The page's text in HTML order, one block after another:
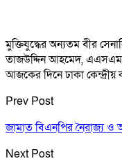
মুক্তিযুদ্ধের অন্যতম বীর
তাজউদ্দিন আহমেদ,
আজকের দিনে ঢাকা কেন্দ্রীয়
Prev Post
জামাত বিএনপির নৈরাজ্য
Next Post